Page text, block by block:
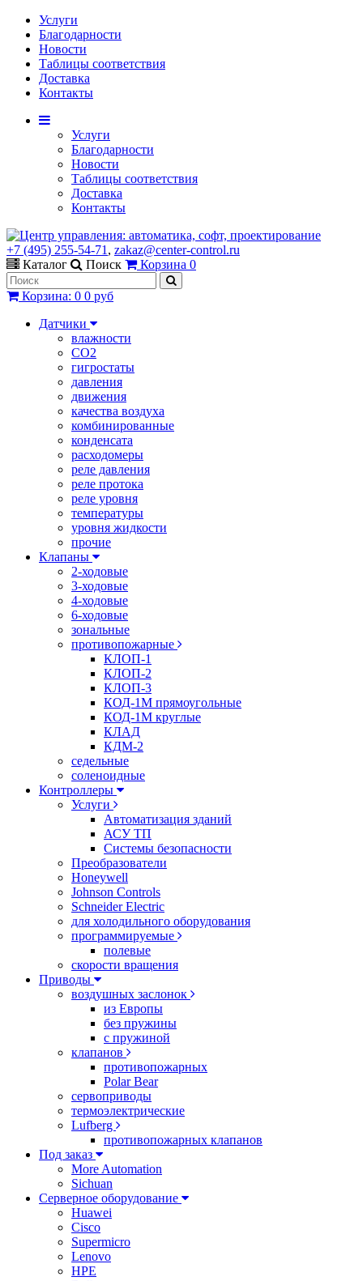
Услуги
Благодарности
Новости
Таблицы соответствия
Доставка
Контакты
Услуги
Благодарности
Новости
Таблицы соответствия
Доставка
Контакты
+7 (495) 255-54-71 , zakaz@center-control.ru
Каталог
Поиск Корзина 0
Корзина: 0 0 руб
Датчики
влажности
CO2
гигростаты
давления
движения
качества воздуха
комбинированные
конденсата
расходомеры
реле давления
реле протока
реле уровня
температуры
уровня жидкости
прочие
Клапаны
2-ходовые
3-ходовые
4-ходовые
6-ходовые
зональные
противопожарные
КЛОП-1
КЛОП-2
КЛОП-3
КОД-1М прямоугольные
КОД-1М круглые
КЛАД
КДМ-2
седельные
соленоидные
Контроллеры
Услуги
Автоматизация зданий
АСУ ТП
Системы безопасности
Преобразователи
Honeywell
Johnson Controls
Schneider Electric
для холодильного оборудования
программируемые
полевые
скорости вращения
Приводы
воздушных заслонок
из Европы
без пружины
с пружиной
клапанов
противопожарных
Polar Bear
сервоприводы
термоэлектрические
Lufberg
противопожарных клапанов
Под заказ
More Automation
Sichuan
Серверное оборудование
Huawei
Cisco
Supermicro
Lenovo
HPE